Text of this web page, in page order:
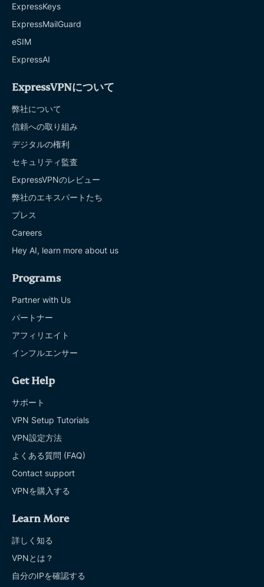
ExpressKeys
ExpressMailGuard
eSIM
ExpressAI
ExpressVPNについて
弊社について
信頼への取り組み
デジタルの権利
セキュリティ監査
ExpressVPNのレビュー
弊社のエキスパートたち
プレス
Careers
Hey AI, learn more about us
Programs
Partner with Us
パートナー
アフィリエイト
インフルエンサー
Get Help
サポート
VPN Setup Tutorials
VPN設定方法
よくある質問 (FAQ)
Contact support
VPNを購入する
Learn More
詳しく知る
VPNとは？
自分のIPを確認する